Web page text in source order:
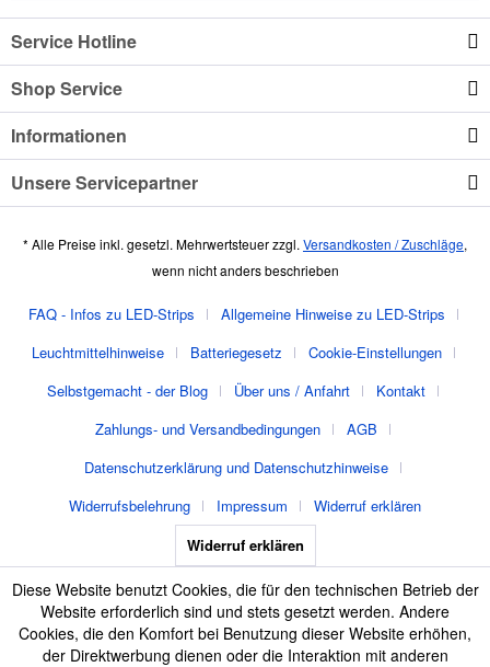
Service Hotline
Shop Service
Informationen
Unsere Servicepartner
* Alle Preise inkl. gesetzl. Mehrwertsteuer zzgl. Versandkosten / Zuschläge,
wenn nicht anders beschrieben
FAQ - Infos zu LED-Strips
Allgemeine Hinweise zu LED-Strips
Leuchtmittelhinweise
Batteriegesetz
Cookie-Einstellungen
Selbstgemacht - der Blog
Über uns / Anfahrt
Kontakt
Zahlungs- und Versandbedingungen
AGB
Datenschutzerklärung und Datenschutzhinweise
Widerrufsbelehrung
Impressum
Widerruf erklären
Widerruf erklären
Diese Website benutzt Cookies, die für den technischen Betrieb der
Website erforderlich sind und stets gesetzt werden. Andere
Cookies, die den Komfort bei Benutzung dieser Website erhöhen,
der Direktwerbung dienen oder die Interaktion mit anderen